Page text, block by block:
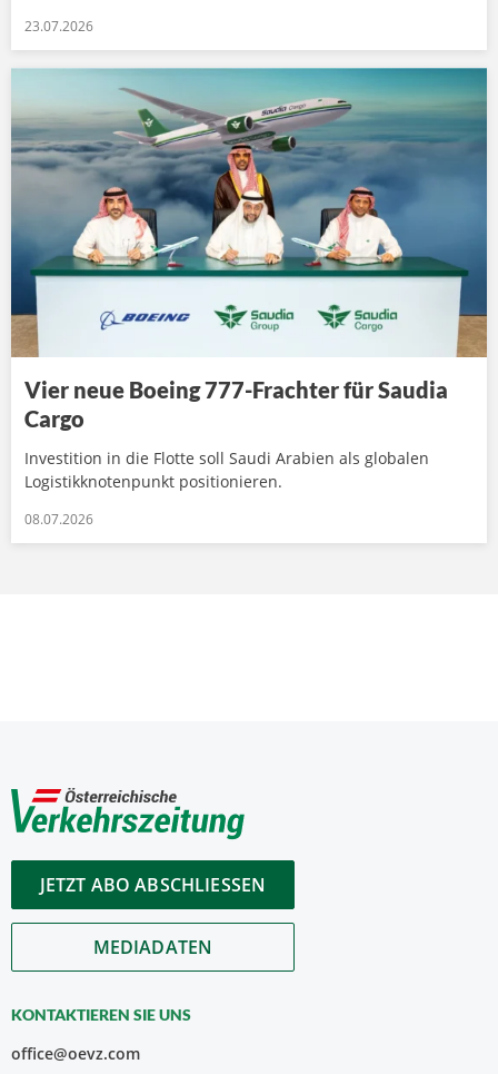
23.07.2026
Vier neue Boeing 777-Frachter für Saudia
Cargo
Investition in die Flotte soll Saudi Arabien als globalen
Logistikknotenpunkt positionieren.
08.07.2026
JETZT ABO ABSCHLIESSEN
MEDIADATEN
KONTAKTIEREN SIE UNS
office@oevz.com